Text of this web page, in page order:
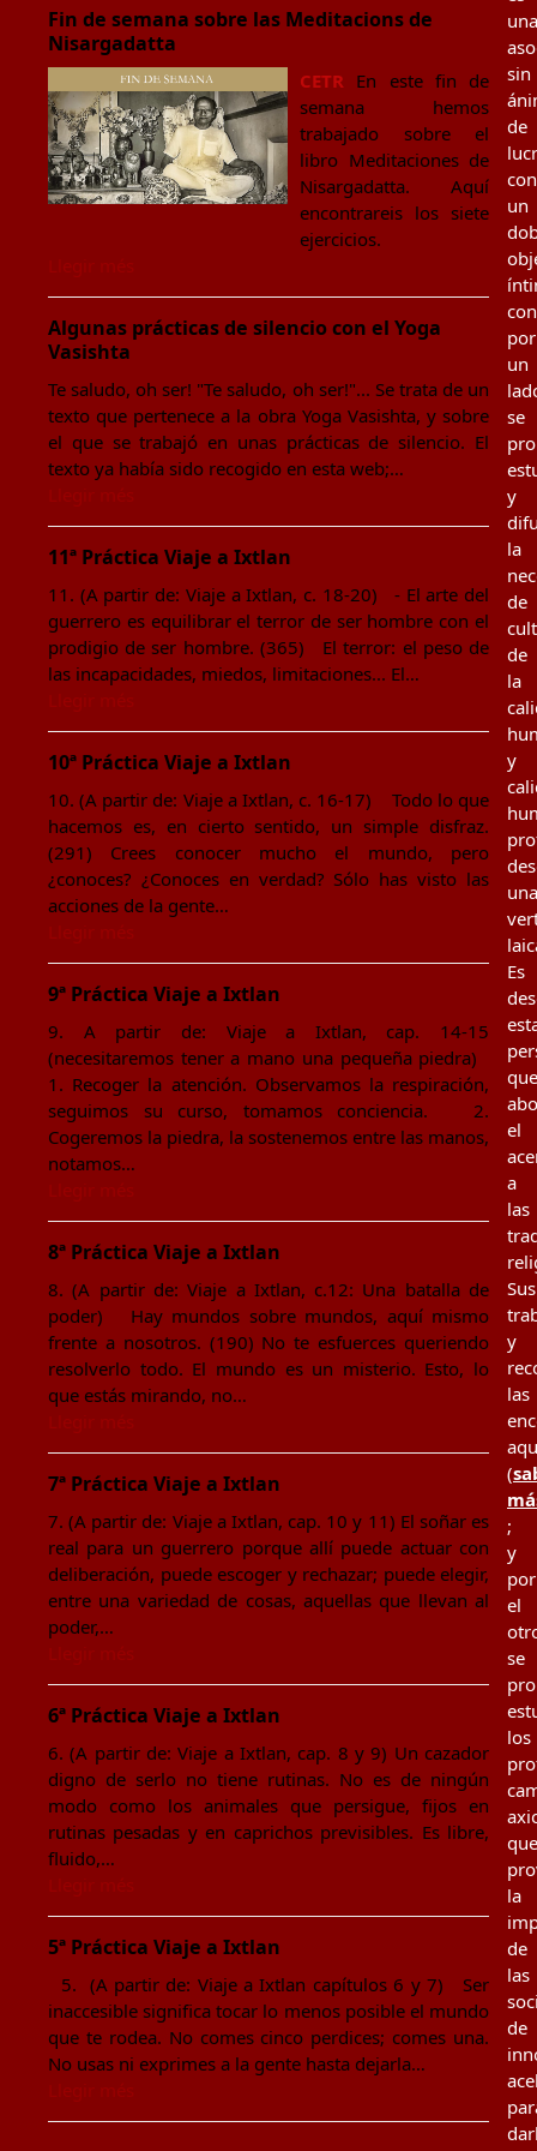
Fin de semana sobre las Meditacions de
Nisargadatta
CETR En este fin de
semana hemos
trabajado sobre el
libro Meditaciones de
Nisargadatta. Aquí
encontrareis los siete
ejercicios.
Algunas prácticas de silencio con el Yoga
Vasishta
Te saludo, oh ser! "Te saludo, oh ser!"... Se trata de un
texto que pertenece a la obra Yoga Vasishta, y sobre
el que se trabajó en unas prácticas de silencio. El
texto ya había sido recogido en esta web;…
11ª Práctica Viaje a Ixtlan
11. (A partir de: Viaje a Ixtlan, c. 18-20) - El arte del
guerrero es equilibrar el terror de ser hombre con el
prodigio de ser hombre. (365) El terror: el peso de
las incapacidades, miedos, limitaciones... El…
10ª Práctica Viaje a Ixtlan
10. (A partir de: Viaje a Ixtlan, c. 16-17) Todo lo que
hacemos es, en cierto sentido, un simple disfraz.
(291) Crees conocer mucho el mundo, pero
¿conoces? ¿Conoces en verdad? Sólo has visto las
acciones de la gente…
9ª Práctica Viaje a Ixtlan
9. A partir de: Viaje a Ixtlan, cap. 14-15
(necesitaremos tener a mano una pequeña piedra)
1. Recoger la atención. Observamos la respiración,
seguimos su curso, tomamos conciencia. 2.
Cogeremos la piedra, la sostenemos entre las manos,
notamos…
8ª Práctica Viaje a Ixtlan
8. (A partir de: Viaje a Ixtlan, c.12: Una batalla de
poder) Hay mundos sobre mundos, aquí mismo
frente a nosotros. (190) No te esfuerces queriendo
resolverlo todo. El mundo es un misterio. Esto, lo
que estás mirando, no…
7ª Práctica Viaje a Ixtlan
7. (A partir de: Viaje a Ixtlan, cap. 10 y 11) El soñar es
real para un guerrero porque allí puede actuar con
deliberación, puede escoger y rechazar; puede elegir,
entre una variedad de cosas, aquellas que llevan al
poder,…
6ª Práctica Viaje a Ixtlan
6. (A partir de: Viaje a Ixtlan, cap. 8 y 9) Un cazador
digno de serlo no tiene rutinas. No es de ningún
modo como los animales que persigue, fijos en
rutinas pesadas y en caprichos previsibles. Es libre,
fluido,…
5ª Práctica Viaje a Ixtlan
5. (A partir de: Viaje a Ixtlan capítulos 6 y 7) Ser
inaccesible significa tocar lo menos posible el mundo
que te rodea. No comes cinco perdices; comes una.
No usas ni exprimes a la gente hasta dejarla…
una
sin
de
con
un
por
un
se
y
la
de
de
la
y
una
Es
que
el
a
las
Sus
y
las
(
;
y
por
el
se
los
que
la
de
las
de